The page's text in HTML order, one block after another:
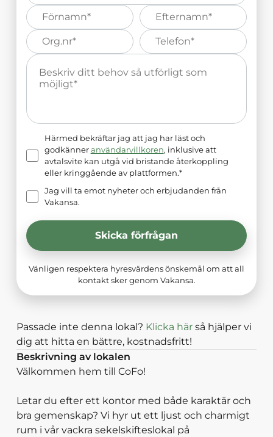
Förnamn*
Efternamn*
Organisations
nummer*
Telefonnummer*
Meddelande*
Härmed bekräftar jag att jag har läst och
godkänner användarvillkoren, inklusive att
avtalsvite kan utgå vid bristande återkoppling
eller kringgående av plattformen.*
Jag vill ta emot nyheter och erbjudanden från
Vakansa.
Skicka förfrågan
Vänligen respektera hyresvärdens önskemål om att all
kontakt sker genom Vakansa.
Passade inte denna lokal? Klicka här så hjälper vi
dig att hitta en bättre, kostnadsfritt!
Beskrivning av lokalen
Välkommen hem till CoFo!
Letar du efter ett kontor med både karaktär och
bra gemenskap? Vi hyr ut ett ljust och charmigt
rum i vår vackra sekelskifteslokal på